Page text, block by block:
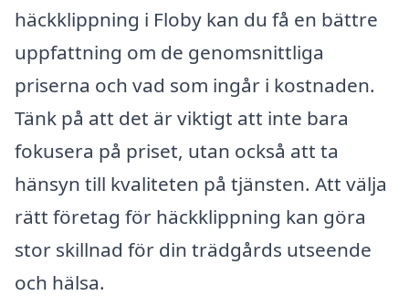
häckklippning i Floby kan du få en bättre
uppfattning om de genomsnittliga
priserna och vad som ingår i kostnaden.
Tänk på att det är viktigt att inte bara
fokusera på priset, utan också att ta
hänsyn till kvaliteten på tjänsten. Att välja
rätt företag för häckklippning kan göra
stor skillnad för din trädgårds utseende
och hälsa.